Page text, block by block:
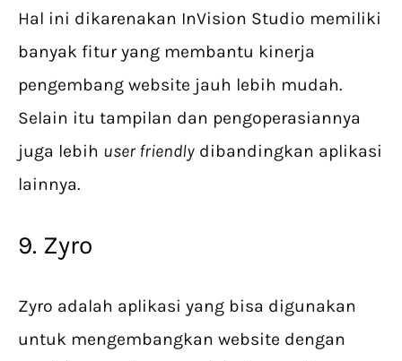
Hal ini dikarenakan InVision Studio memiliki
banyak fitur yang membantu kinerja
pengembang website jauh lebih mudah.
Selain itu tampilan dan pengoperasiannya
juga lebih user friendly dibandingkan aplikasi
lainnya.
9. Zyro
Zyro adalah aplikasi yang bisa digunakan
untuk mengembangkan website dengan